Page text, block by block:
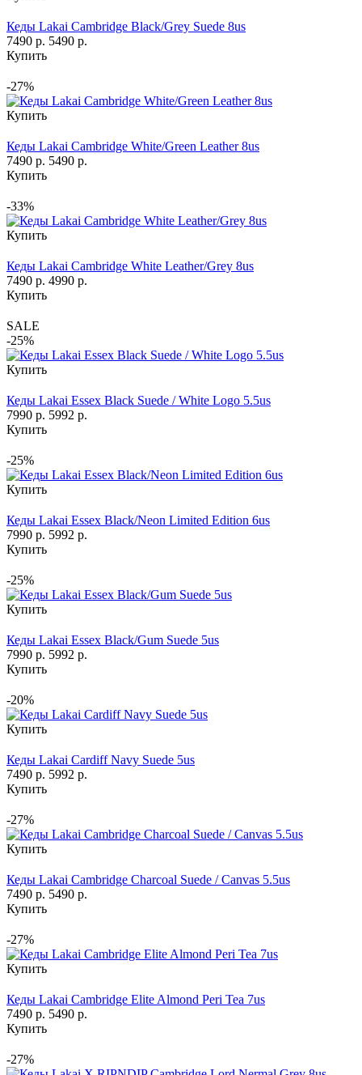
Кеды Lakai Cambridge Black/Grey Suede 8us
7490 р. 5490 р.
Купить
-27%
Купить
Кеды Lakai Cambridge White/Green Leather 8us
7490 р. 5490 р.
Купить
-33%
Купить
Кеды Lakai Cambridge White Leather/Grey 8us
7490 р. 4990 р.
Купить
SALE
-25%
Купить
Кеды Lakai Essex Black Suede / White Logo 5.5us
7990 р. 5992 р.
Купить
-25%
Купить
Кеды Lakai Essex Black/Neon Limited Edition 6us
7990 р. 5992 р.
Купить
-25%
Купить
Кеды Lakai Essex Black/Gum Suede 5us
7990 р. 5992 р.
Купить
-20%
Купить
Кеды Lakai Cardiff Navy Suede 5us
7490 р. 5992 р.
Купить
-27%
Купить
Кеды Lakai Cambridge Charcoal Suede / Canvas 5.5us
7490 р. 5490 р.
Купить
-27%
Купить
Кеды Lakai Cambridge Elite Almond Peri Tea 7us
7490 р. 5490 р.
Купить
-27%